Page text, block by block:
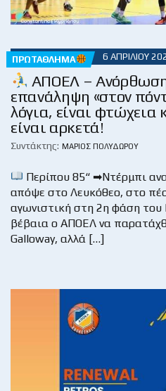
ΠΡΩΤΆΘΛΗΜΑ 6 ΑΠΡΙΛΊΟΥ
ΑΠΟΕΛ –
επανάληψη «στον
λόγια, είναι φτώχεια
είναι αρκετά!
Συντάκτης: ΜΆΡΙΟΣ ΠΟΛΥΔΏΡΟΥ
Περίπου 85“ ➡Ντέρμπι
απόψε στο Λευκόθεο, στο
αγωνιστική στη 2η φάση
βέβαια ο ΑΠΟΕΛ να
Galloway, αλλά […]